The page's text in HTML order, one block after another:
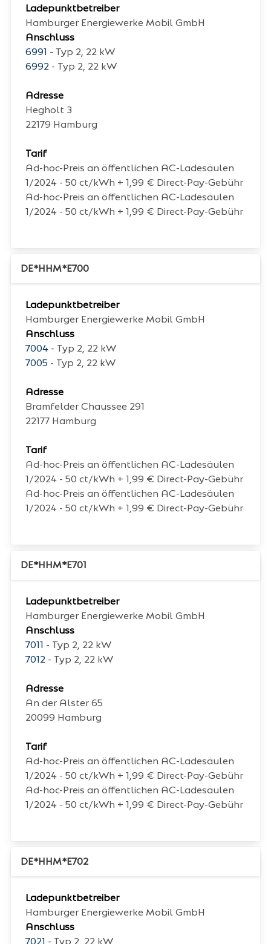
Ladepunktbetreiber
Hamburger Energiewerke Mobil GmbH
Anschluss
6991 - Typ 2, 22 kW
6992 - Typ 2, 22 kW
Adresse
Hegholt 3
22179 Hamburg
Tarif
Ad-hoc-Preis an öffentlichen AC-Ladesäulen
1/2024 - 50 ct/kWh + 1,99 € Direct-Pay-Gebühr
Ad-hoc-Preis an öffentlichen AC-Ladesäulen
1/2024 - 50 ct/kWh + 1,99 € Direct-Pay-Gebühr
DE*HHM*E700
Ladepunktbetreiber
Hamburger Energiewerke Mobil GmbH
Anschluss
7004 - Typ 2, 22 kW
7005 - Typ 2, 22 kW
Adresse
Bramfelder Chaussee 291
22177 Hamburg
Tarif
Ad-hoc-Preis an öffentlichen AC-Ladesäulen
1/2024 - 50 ct/kWh + 1,99 € Direct-Pay-Gebühr
Ad-hoc-Preis an öffentlichen AC-Ladesäulen
1/2024 - 50 ct/kWh + 1,99 € Direct-Pay-Gebühr
DE*HHM*E701
Ladepunktbetreiber
Hamburger Energiewerke Mobil GmbH
Anschluss
7011 - Typ 2, 22 kW
7012 - Typ 2, 22 kW
Adresse
An der Alster 65
20099 Hamburg
Tarif
Ad-hoc-Preis an öffentlichen AC-Ladesäulen
1/2024 - 50 ct/kWh + 1,99 € Direct-Pay-Gebühr
Ad-hoc-Preis an öffentlichen AC-Ladesäulen
1/2024 - 50 ct/kWh + 1,99 € Direct-Pay-Gebühr
DE*HHM*E702
Ladepunktbetreiber
Hamburger Energiewerke Mobil GmbH
Anschluss
7021 - Typ 2, 22 kW